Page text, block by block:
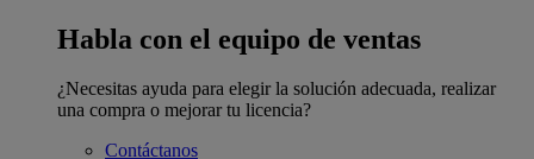
Habla con el equipo de ventas
¿Necesitas ayuda para elegir la solución adecuada, realizar
una compra o mejorar tu licencia?
Contáctanos